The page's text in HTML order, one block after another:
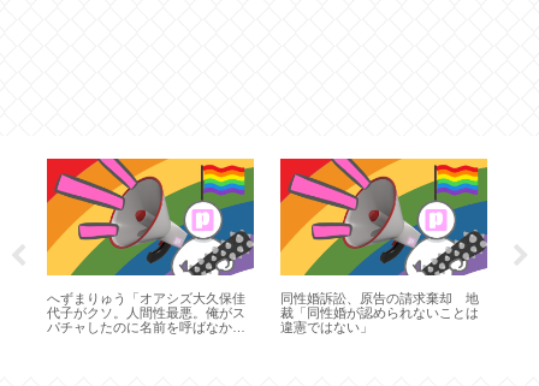
へずまりゅう「オアシズ大久保佳
代子がクソ。人間性最悪。俺がス
パチャしたのに名前を呼ばなかっ
同性婚訴訟、原告の請求棄却 地
裁「同性婚が認められないことは
違憲ではない」